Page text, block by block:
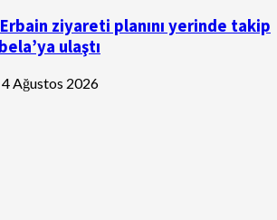
ziyareti planını yerinde takip
ulaştı
4 Ağustos 2026